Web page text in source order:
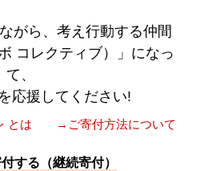
がら、考え行動する仲間
コレクティブ）」になっ
て、
応援してください!
とは →ご寄付方法について
する（継続寄付）